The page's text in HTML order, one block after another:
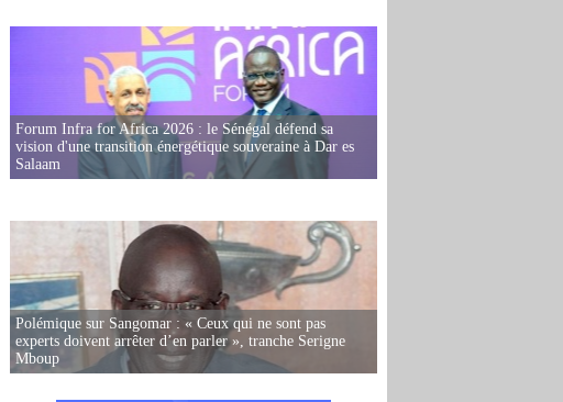
Forum Infra for Africa 2026 : le Sénégal défend sa
vision d'une transition énergétique souveraine à Dar es
Salaam
Polémique sur Sangomar : « Ceux qui ne sont pas
experts doivent arrêter d’en parler », tranche Serigne
Mboup